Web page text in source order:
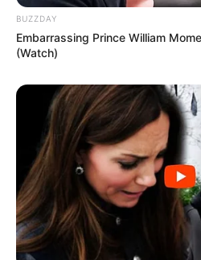
BUZZDAY
Embarrassing Prince William
(Watch)